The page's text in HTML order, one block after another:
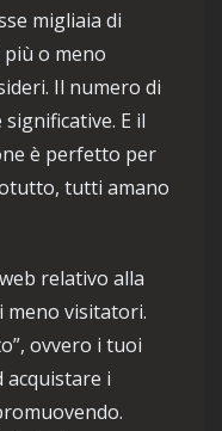
migliaia di
o meno
Il numero di
E il
è perfetto per
tutti amano
relativo alla
visitatori.
ovvero i tuoi
i